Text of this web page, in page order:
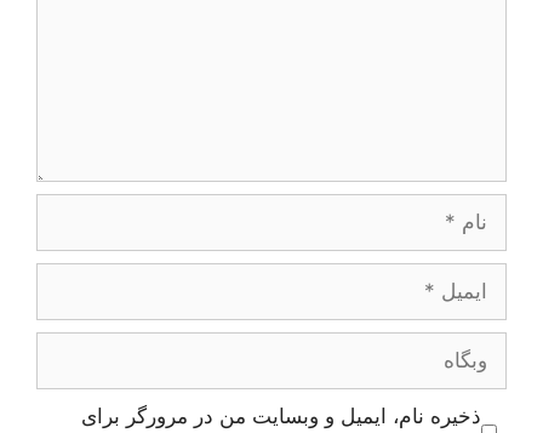
ایمیل
وبگاه
ذخیره نام، ایمیل و وبسایت من در مرورگر برای